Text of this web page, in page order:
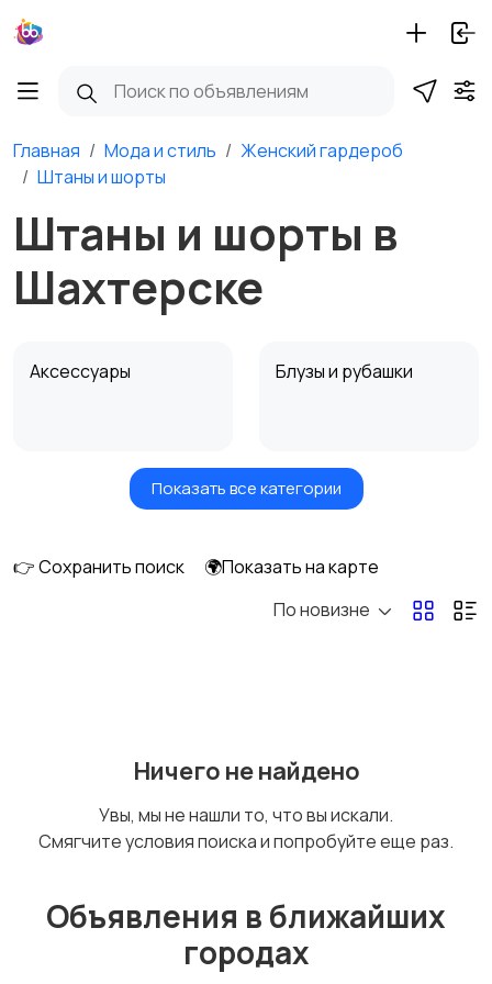
Главная Мода и стиль
Женский гардероб
Штаны и шорты
Штаны и шорты в
Шахтерске
Аксессуары Блузы и рубашки
Будущим мамам Верхняя одежда
Домашняя одежда
Показать все категории
👉 Сохранить поиск
🌍Показать на карте
По новизне
Ничего не найдено
Увы, мы не нашли то, что вы искали.
Смягчите условия поиска и попробуйте еще раз.
Объявления в ближайших
городах